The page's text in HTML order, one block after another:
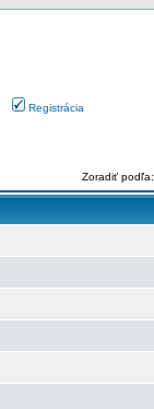
Registrácia
Zoradiť podľa: